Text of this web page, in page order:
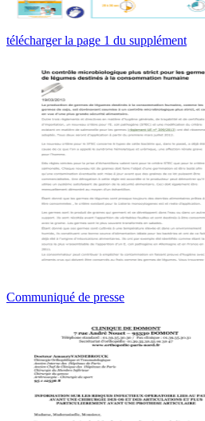
télécharger la page 1 du supplément
Communiqué de presse